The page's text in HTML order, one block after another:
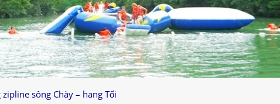
zipline sông Chày – hang Tối